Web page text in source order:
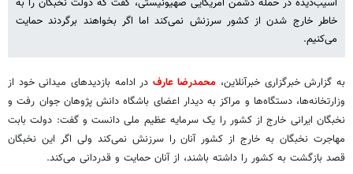
خاطر خارج شدن از کشور سرزنش نمی‌کند اما اگر بخواهند برگردند حمایت
می‌کنیم.
به گزارش خبرگزاری خبرآنلاین، محمدرضا عارف در ادامه بازدیدهای میدانی خود از
وزارتخانه‌ها، دستگاه‌ها و مراکز به دیدار اعضای باشگاه دانش پژوهان جوان رفت و
نخبگان ایرانی خارج از کشور را یک سرمایه عظیم ملی دانست و گفت: دولت بابت
مهاجرت نخبگان به خارج از کشور آنان را سرزنش نمی‌کند ولی اگر این نخبگان
قصد بازگشت به کشور را داشته باشند، از آنان حمایت و قدردانی می‌کند.